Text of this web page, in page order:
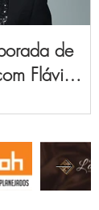
de
Flávio